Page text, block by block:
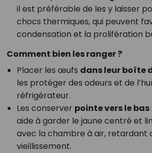
il est préférable de les y laisser
chocs thermiques, qui peuvent
condensation et la prolifération
Comment bien les ranger ?
Placer les œufs dans leur boîte
les protéger des odeurs et de
réfrigérateur.
Les conserver pointe vers le bas
aide à garder le jaune centré et
avec la chambre à air, retardant
vieillissement.